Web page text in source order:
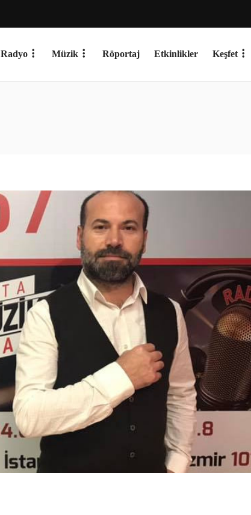
Radyo Müzik Röportaj Etkinlikler Keşfet